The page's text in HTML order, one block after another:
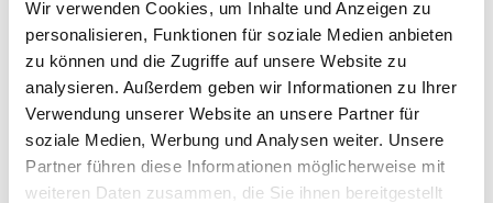
Wir verwenden Cookies, um Inhalte und Anzeigen zu
personalisieren, Funktionen für soziale Medien anbieten
zu können und die Zugriffe auf unsere Website zu
analysieren. Außerdem geben wir Informationen zu Ihrer
Verwendung unserer Website an unsere Partner für
soziale Medien, Werbung und Analysen weiter. Unsere
Partner führen diese Informationen möglicherweise mit
weiteren Daten zusammen, die Sie ihnen bereitgestellt
Numero
LOI/SZ:
Numero
LOI/SZ:
Informationen zur Ortsgruppe
Hilden e.V.
Kontakt: